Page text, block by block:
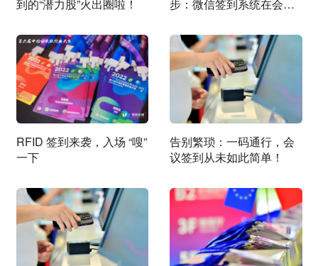
到的“潜力股”火出圈啦！
步：微信签到系统在会展
RFID 签到来袭，入场 “嗖”
一下
告别繁琐：一码通行，会
议签到从未如此简单！